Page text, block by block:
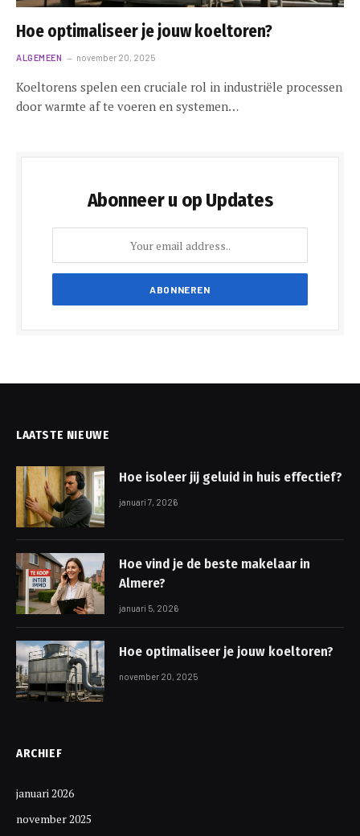
Hoe optimaliseer je jouw koeltoren?
ALGEMEEN november 20, 2025
Koeltorens spelen een cruciale rol in industriële processen
door warmte af te voeren en systemen…
Abonneer u op Updates
LAATSTE NIEUWE
Hoe isoleer jij geluid in huis effectief?
januari 7, 2026
Hoe vind je de beste makelaar in
Almere?
januari 5, 2026
Hoe optimaliseer je jouw koeltoren?
november 20, 2025
ARCHIEF
januari 2026
november 2025